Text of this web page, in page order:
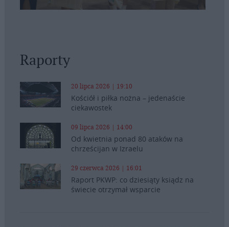
Raporty
20 lipca 2026 | 19:10
Kościół i piłka nożna – jedenaście
ciekawostek
09 lipca 2026 | 14:00
Od kwietnia ponad 80 ataków na
chrześcijan w Izraelu
29 czerwca 2026 | 16:01
Raport PKWP: co dziesiąty ksiądz na
świecie otrzymał wsparcie